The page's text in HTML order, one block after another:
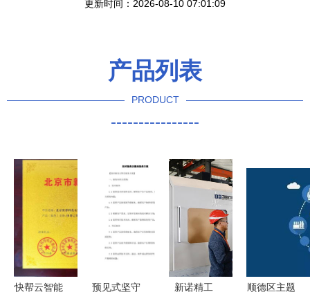
更新时间：2026-08-10 07:01:09
产品列表
PRODUCT
----------------
快帮云智能
预见式坚守
新诺精工
顺德区主题